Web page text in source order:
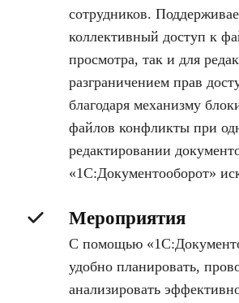
сотрудников.
коллективный доступ к
просмотра, так и для
разграничением прав
благодаря механизму
файлов конфликты при
редактировании
«1С:Документооборот»
Мероприятия
С помощью
удобно планировать,
анализировать